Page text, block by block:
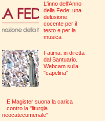
L'inno dell'Anno
della Fede: una
delusione
cocente per il
testo e per la
musica
Fatima: in diretta
dal Santuario.
Webcam sulla
"capelina"
E Magister suona la carica
contro la "liturgia
neocatecumenale"